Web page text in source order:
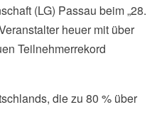
(LG) Passau beim „28.
heuer mit über
Teilnehmerrekord
die zu 80 % über